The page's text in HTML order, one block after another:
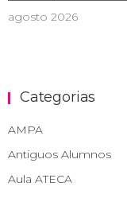
agosto 2026
Categorias
AMPA
Antiguos Alumnos
Aula ATECA